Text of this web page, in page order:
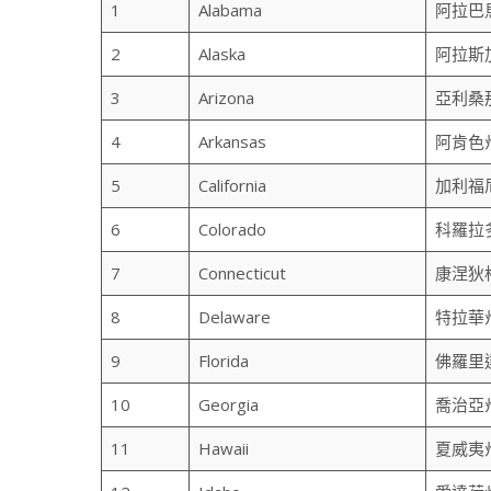
1 Alabama
阿拉巴
2
Alaska
阿拉斯
3
Arizona
亞利桑
4
Arkansas
阿肯色
5
California
加利福
6
Colorado
科羅拉
7
Connecticut
康涅狄
8
Delaware
特拉華
9
Florida
佛羅里
10
Georgia
喬治亞
11
Hawaii
夏威夷